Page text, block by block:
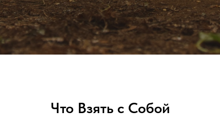
Что Взять с Собой